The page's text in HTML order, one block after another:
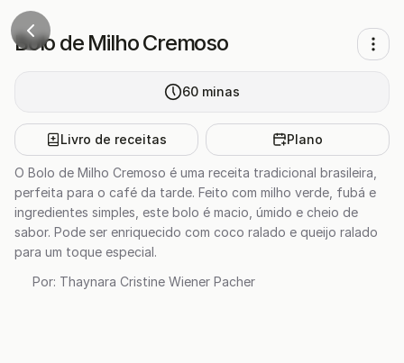
Bolo de Milho Cremoso
60 minas
Livro de receitas Plano
O Bolo de Milho Cremoso é uma receita tradicional brasileira,
perfeita para o café da tarde. Feito com milho verde, fubá e
ingredientes simples, este bolo é macio, úmido e cheio de
sabor. Pode ser enriquecido com coco ralado e queijo ralado
para um toque especial.
Por: Thaynara Cristine Wiener Pacher